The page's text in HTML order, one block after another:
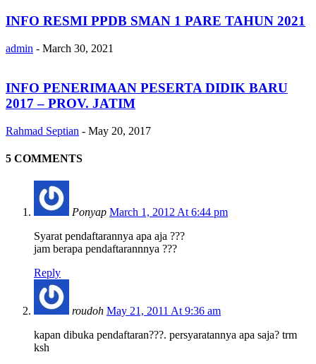
INFO RESMI PPDB SMAN 1 PARE TAHUN 2021
admin - March 30, 2021
INFO PENERIMAAN PESERTA DIDIK BARU
2017 – PROV. JATIM
Rahmad Septian - May 20, 2017
5 COMMENTS
Ponyap March 1, 2012 At 6:44 pm
Syarat pendaftarannya apa aja ???
jam berapa pendaftarannnya ???
Reply
roudoh May 21, 2011 At 9:36 am
kapan dibuka pendaftaran???. persyaratannya apa saja? trm
ksh